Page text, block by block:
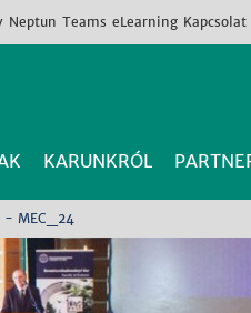
Neptun Teams eLearning Kapcsolat
KARUNKRÓL
- MEC_24